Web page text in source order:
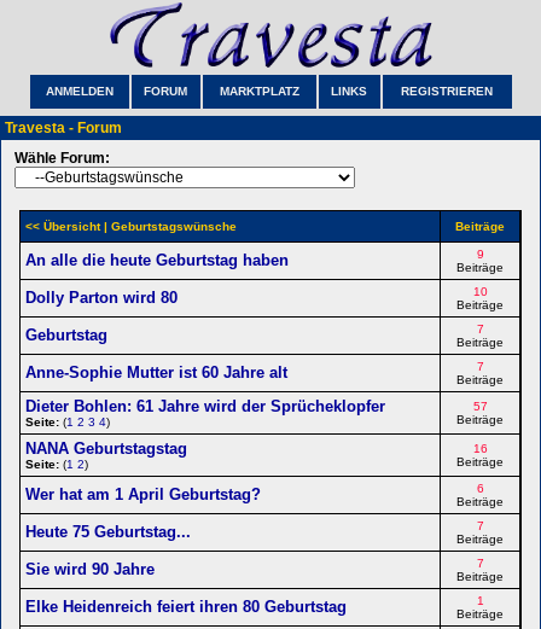
ANMELDEN FORUM MARKTPLATZ LINKS REGISTRIEREN
Travesta - Forum
Wähle Forum:
<< Übersicht| Geburtstagswünsche Beiträge
An alle die heute Geburtstag haben
9
Beiträge
Dolly Parton wird 80
10
Beiträge
Geburtstag
7
Beiträge
Anne-Sophie Mutter ist 60 Jahre alt
7
Beiträge
Dieter Bohlen: 61 Jahre wird der Sprücheklopfer
Seite: (1 2 3 4)
57
Beiträge
NANA Geburtstagstag
Seite: (1 2)
16
Beiträge
Wer hat am 1 April Geburtstag?
6
Beiträge
Heute 75 Geburtstag...
7
Beiträge
Sie wird 90 Jahre
7
Beiträge
Elke Heidenreich feiert ihren 80 Geburtstag
1
Beiträge